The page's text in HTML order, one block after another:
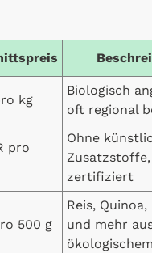
kg
Biologisch
oft regional
pro
Ohne
zertifiziert
500 g
Reis,
und mehr